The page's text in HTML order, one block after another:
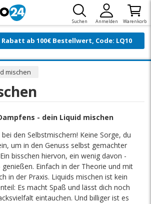
Suchen Anmelden Warenkorb
ab 100€ Bestellwert, Code: LQ10
mischen
- dein Liquid mischen
den Selbstmischern! Keine Sorge, du
um in den Genuss selbst gemachter
bisschen hiervon, ein wenig davon -
Einfach in der Theorie und mit
in der Praxis. Liquids mischen ist kein
Es macht Spaß und lässt dich noch
eintauchen. Und billiger ist es